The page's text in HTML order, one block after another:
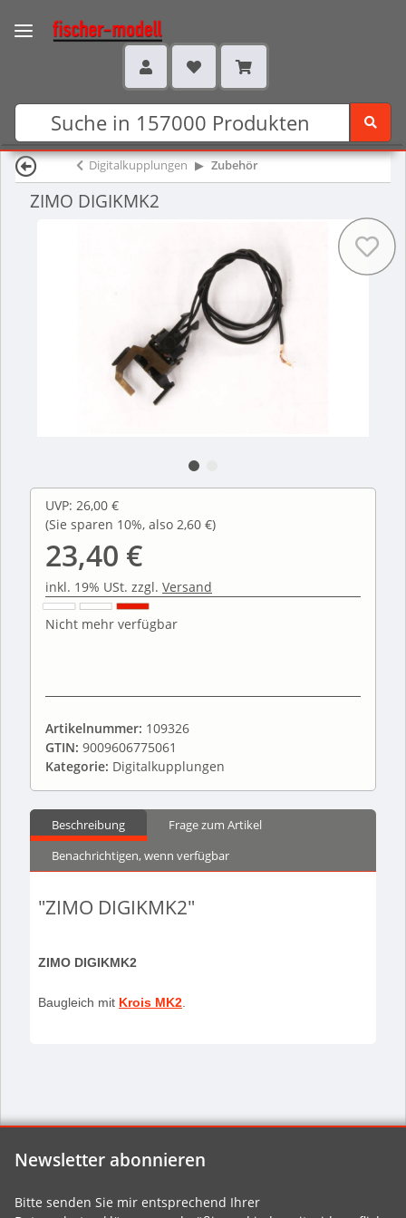
Digitalkupplungen Zubehör
ZIMO DIGIKMK2
UVP: 26,00 €
(Sie sparen 10%, also 2,60 €)
23,40 €
inkl. 19% USt. zzgl. Versand
Nicht mehr verfügbar
Artikelnummer: 109326
GTIN: 9009606775061
Kategorie: Digitalkupplungen
Beschreibung
Frage zum Artikel
Benachrichtigen, wenn verfügbar
"ZIMO DIGIKMK2"
ZIMO DIGIKMK2
Baugleich mit Krois MK2.
Newsletter abonnieren
Bitte senden Sie mir entsprechend Ihrer